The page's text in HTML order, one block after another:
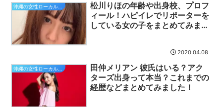
沖縄の女性ローカルタレント
松川りほの年齢や出身校、プロフ
ィール！ハピイレでリポーターを
している女の子をまとめてみまし
2020.04.08
田仲メリアン 彼氏はいる？アク
ターズ出身って本当？これまでの
経歴などまとめてみました！